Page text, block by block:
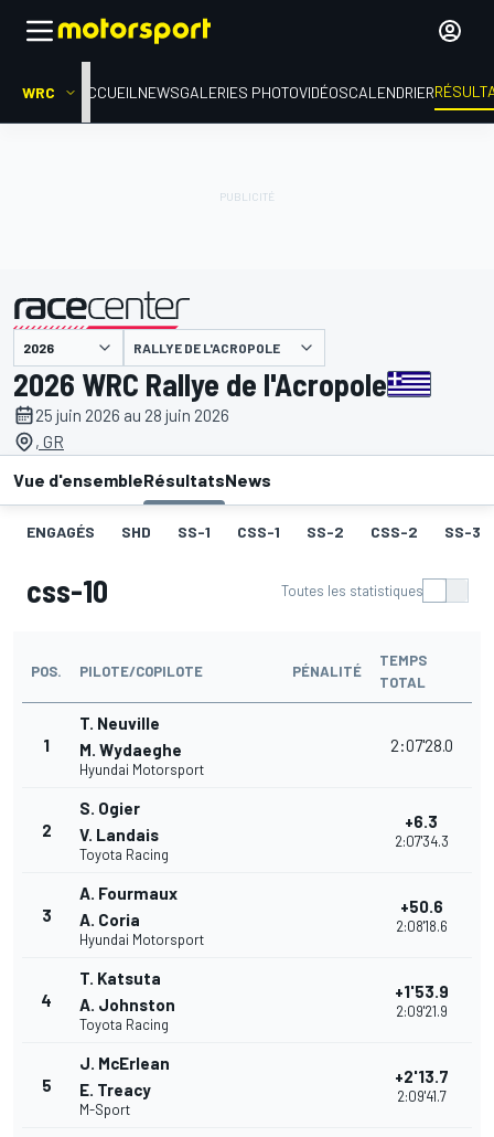
WRC ACCUEIL NEWSGALERIES PHOTOVIDÉOSCALENDRIER
présenté par RALLYE DE L'ACROPOLE
2026 WRC Rallye de l'Acropole
25 juin 2026 au 28 juin 2026
, GR
Vue d'ensembleRésultatsNews
ENGAGÉS SHD SS-1 CSS-1 SS-2 CSS-2 SS-3
css-10 Toutes les statistiques
POS. PILOTE/COPILOTE PÉNALITÉ
TEMPS
TOTAL
1
T. Neuville
M. Wydaeghe
Hyundai Motorsport
2:07'28.0
2
S. Ogier
V. Landais
Toyota Racing
+6.3
2:07'34.3
3
A. Fourmaux
A. Coria
Hyundai Motorsport
+50.6
2:08'18.6
4
T. Katsuta
A. Johnston
Toyota Racing
+1'53.9
2:09'21.9
5
J. McErlean
E. Treacy
M-Sport
+2'13.7
2:09'41.7